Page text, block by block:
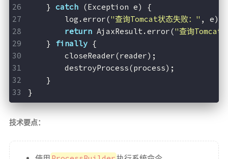
    }
catch (Exception e) {
        log.error(
"查询Tomcat状态失败：" , e);
return AjaxResult.error("查询Tomcat
    }
finally {
        closeReader(reader);
        destroyProcess(process);
    }
}
技术要点：